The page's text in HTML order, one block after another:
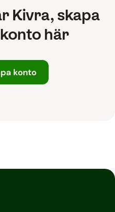
Kivra, skapa
här
konto